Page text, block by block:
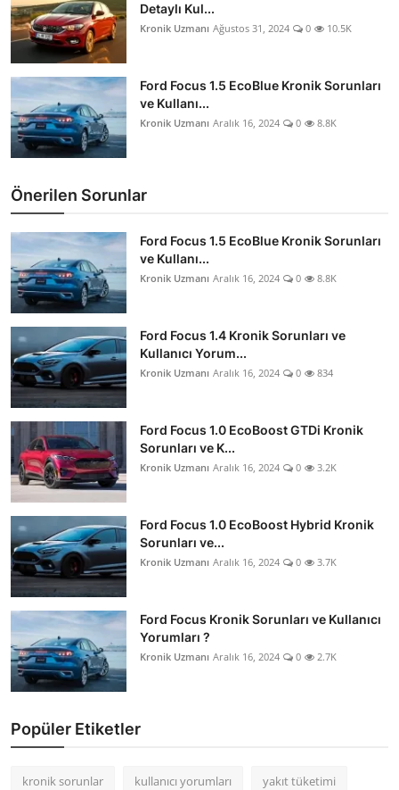
Detaylı Kul...
Kronik Uzmanı Ağustos 31, 2024 0 10.5K
Ford Focus 1.5 EcoBlue Kronik Sorunları
ve Kullanı...
Kronik Uzmanı Aralık 16, 2024 0 8.8K
Önerilen Sorunlar
Ford Focus 1.5 EcoBlue Kronik Sorunları
ve Kullanı...
Kronik Uzmanı Aralık 16, 2024 0 8.8K
Ford Focus 1.4 Kronik Sorunları ve
Kullanıcı Yorum...
Kronik Uzmanı Aralık 16, 2024 0 834
Ford Focus 1.0 EcoBoost GTDi Kronik
Sorunları ve K...
Kronik Uzmanı Aralık 16, 2024 0 3.2K
Ford Focus 1.0 EcoBoost Hybrid Kronik
Sorunları ve...
Kronik Uzmanı Aralık 16, 2024 0 3.7K
Ford Focus Kronik Sorunları ve Kullanıcı
Yorumları ?
Kronik Uzmanı Aralık 16, 2024 0 2.7K
Popüler Etiketler
kronik sorunlar kullanıcı yorumları yakıt tüketimi